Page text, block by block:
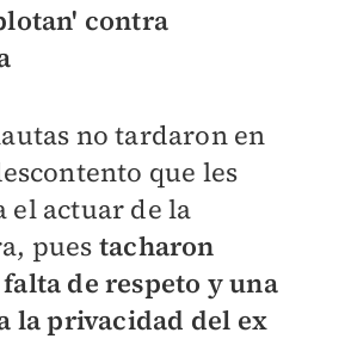
contra
no tardaron en
que les
el actuar de la
pues tacharon
de respeto y una
la privacidad del ex